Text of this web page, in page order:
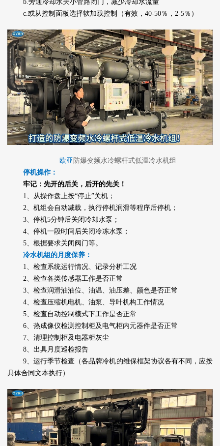
b.旁通冷却水关小管路闭门，减少冷却水流量
c.或从控制面板选择软加载控制（有效，40-50％，2-5％）
欧亚 防爆变频水冷螺杆式低温冷水机组
停机操作：
牢记：先开的后关，后开的先关！
1、从操作盘上按“停止”关机；
2、机组会自动减载，执行停机润滑等程序后停机；
3、停机5分钟后关闭冷却水泵；
4、停机一段时间后关闭冷冻水泵；
5、根据要求关闭阀门等。
冷水机组的月度保养：
1、检查系统运行情况、记录分析工况
2、检查各类传感器工作是否正常
3、检查润滑油油位、油温、油压差、颜色是否正常
4、检查压缩机电机、油泵、导叶机构工作情况
5、检查自动控制模式下工作是否正常
6、热成像仪检测控制柜及电气柜内元器件是否正常
7、清理控制柜及电器柜灰尘
8、出具月度巡检报告
9、运行季节检查（各品牌冷机的维保框架协议各有不同，应按
具体合同文本执行）